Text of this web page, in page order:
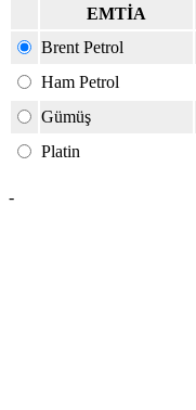
EMTİA
Brent Petrol
Ham Petrol
Gümüş
Platin
-